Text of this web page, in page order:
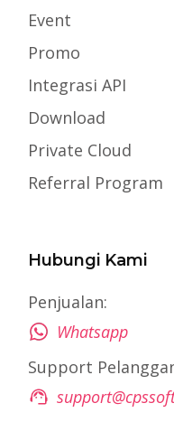
Event
Promo
Integrasi API
Download
Private Cloud
Referral Program
Hubungi Kami
Penjualan:
Whatsapp
Support